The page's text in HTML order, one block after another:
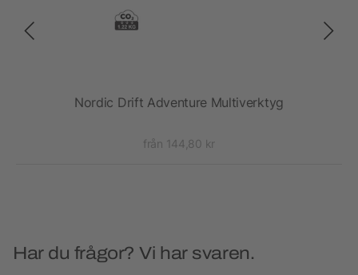
Nordic Drift Adventure Multiverktyg
från 144,80 kr
Har du frågor? Vi har svaren.